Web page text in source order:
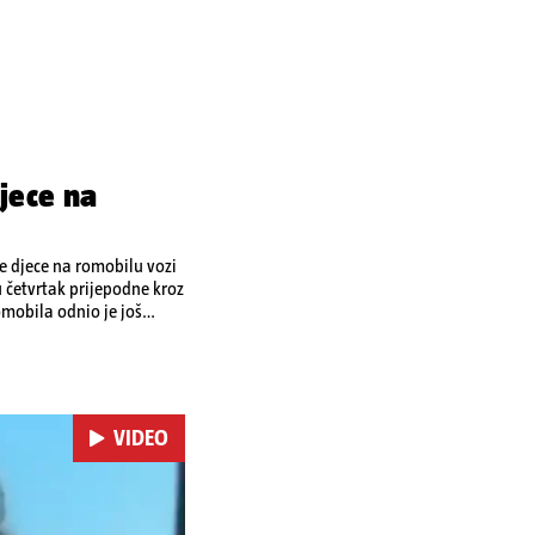
na
djece na romobilu vozi
prijepodne kroz
odnio je još
VIDEO